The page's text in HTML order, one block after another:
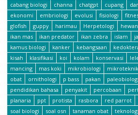
cabang biologi
channa chatgpt cupang
ekonomi
embriologi evolusi fisiologi
glofish
guppy harimau Herpetologi hewan
ikan mas
ikan predator ikan zebra islam
kamus biologi
kanker kebangsaan
kisah
klasifikasi koi kolam konservasi
mancing
mas koki mikrobiologi mikroteknik
obat
ornithologi p bass pakan paleobiologi
pendidikan bahasa
penyakit percobaan
planaria
ppt protista rasbora red parrot
soal biologi
soal osn tanaman obat teknologi